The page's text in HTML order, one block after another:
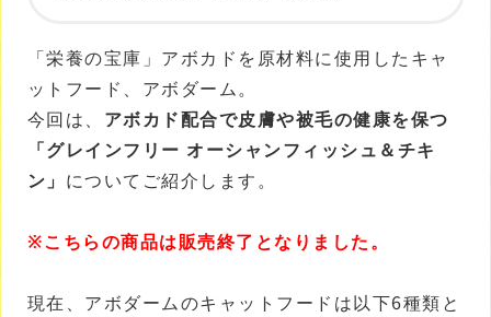
「栄養の宝庫」アボカドを原材料に使用したキャ
ットフード、アボダーム。
今回は、 アボカド配合で皮膚や被毛の健康を保つ
「グレインフリー オーシャンフィッシュ＆チキ
ン 」 についてご紹介します。
※こちらの商品は販売終了となりました。
現在、アボダームのキャットフードは以下6種類と